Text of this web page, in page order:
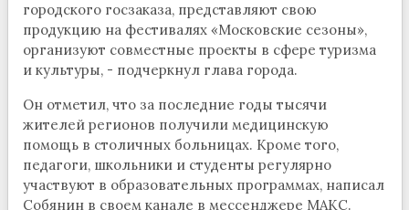
городского госзаказа, представляют свою
продукцию на фестивалях «Московские сезоны»,
организуют совместные проекты в сфере туризма
и культуры, - подчеркнул глава города.
Он отметил, что за последние годы тысячи
жителей регионов получили медицинскую
помощь в столичных больницах. Кроме того,
педагоги, школьники и студенты регулярно
участвуют в образовательных программах, написал
Собянин в своем канале в мессенджере МАКС.